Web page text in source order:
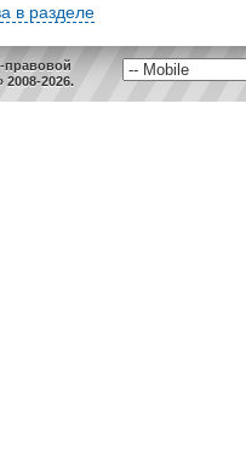
в разделе
2026.